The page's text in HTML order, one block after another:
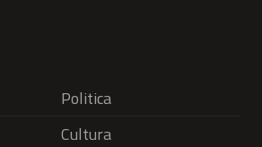
Politica
Cultura